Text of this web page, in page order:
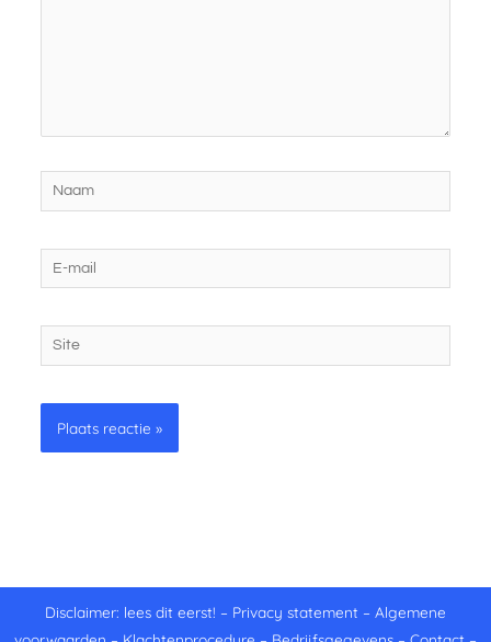
Naam
mail
Site
Disclaimer: lees dit eerst! – Privacy statement – Algemene